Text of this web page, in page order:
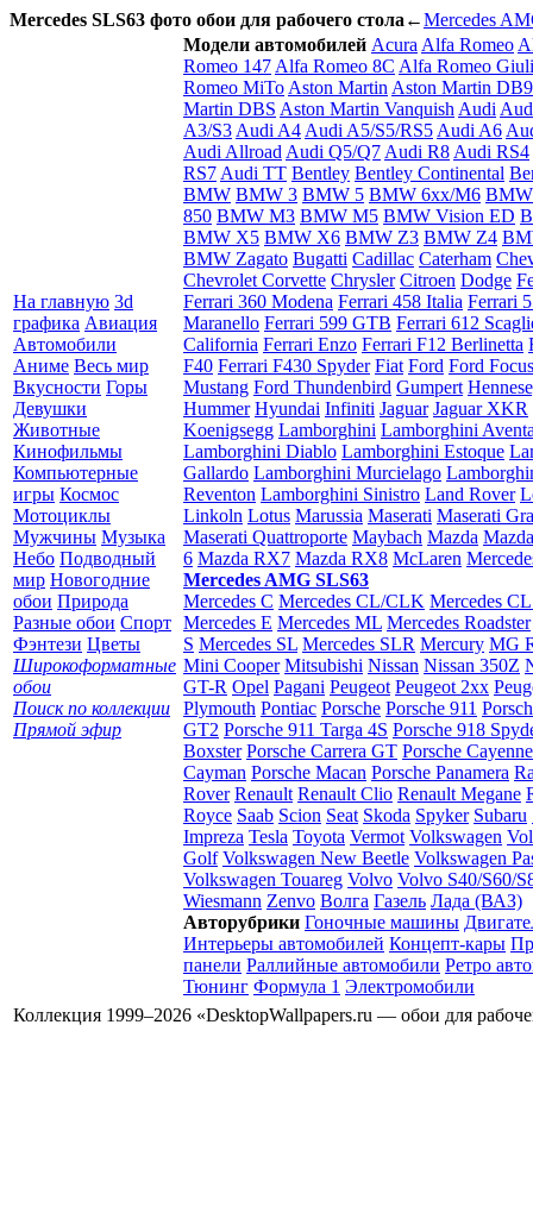
Mercedes SLS63 фото обои для рабочего стола ←Mercedes
На главную 3d
графика Авиация
Автомобили
Аниме Весь мир
Вкусности Горы
Девушки
Животные
Кинофильмы
Компьютерные
игры Космос
Мотоциклы
Мужчины Музыка
Небо Подводный
мир Новогодние
обои Природа
Разные обои Спорт
Фэнтези Цветы
Широкоформатные
обои
Поиск по коллекции
Прямой эфир
Модели автомобилей Acura Alfa Romeo
Romeo 147 Alfa Romeo 8C Alfa Romeo
Romeo MiTo Aston Martin Aston Martin DB9
Martin DBS Aston Martin Vanquish Audi
A3/S3 Audi A4 Audi A5/S5/RS5 Audi A6
Audi Allroad Audi Q5/Q7 Audi R8 Audi RS4
RS7 Audi TT Bentley Bentley Continental
BMW BMW 3 BMW 5 BMW 6xx/M6
850 BMW M3 BMW M5 BMW Vision ED
BMW X5 BMW X6 BMW Z3 BMW Z4
BMW Zagato Bugatti Cadillac Caterham
Chevrolet Corvette Chrysler Citroen Dodge
Ferrari 360 Modena Ferrari 458 Italia Ferrari
Maranello Ferrari 599 GTB Ferrari 612
California Ferrari Enzo Ferrari F12 Berlinetta
F40 Ferrari F430 Spyder Fiat Ford Ford Focus
Mustang Ford Thundenbird Gumpert
Hummer Hyundai Infiniti Jaguar Jaguar XKR
Koenigsegg Lamborghini Lamborghini
Lamborghini Diablo Lamborghini Estoque
Gallardo Lamborghini Murcielago
Reventon Lamborghini Sinistro Land Rover
Linkoln Lotus Marussia Maserati Maserati
Maserati Quattroporte Maybach Mazda
6 Mazda RX7 Mazda RX8 McLaren
Mercedes AMG SLS63
Mercedes C Mercedes CL/CLK Mercedes
Mercedes E Mercedes ML Mercedes Roadster
S Mercedes SL Mercedes SLR Mercury MG
Mini Cooper Mitsubishi Nissan Nissan 350Z
GT-R Opel Pagani Peugeot Peugeot 2xx
Plymouth Pontiac Porsche Porsche 911
GT2 Porsche 911 Targa 4S Porsche 918
Boxster Porsche Carrera GT Porsche Cayenne
Cayman Porsche Macan Porsche Panamera
Rover Renault Renault Clio Renault Megane
Royce Saab Scion Seat Skoda Spyker Subaru
Impreza Tesla Toyota Vermot Volkswagen
Golf Volkswagen New Beetle Volkswagen
Volkswagen Touareg Volvo Volvo S40/S60/
Wiesmann Zenvo Волга Газель Лада (ВАЗ)
Авторубрики Гоночные машины
Интерьеры автомобилей Концепт-кары
панели Раллийные автомобили Ретро
Тюнинг Формула 1 Электромобили
Коллекция 1999–2026 «DesktopWallpapers.ru — обои для